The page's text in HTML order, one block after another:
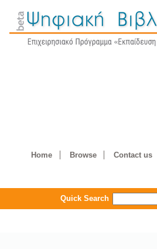
Home Browse Contact us
Quick Search